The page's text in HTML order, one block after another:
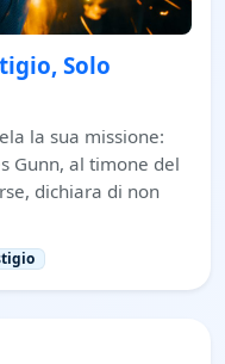
Solo
la sua missione:
Gunn, al timone del
dichiara di non